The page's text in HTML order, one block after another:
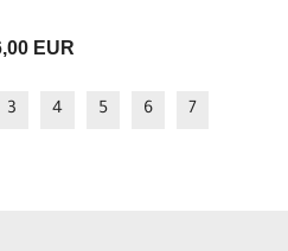
EUR
3 4 5 6
7